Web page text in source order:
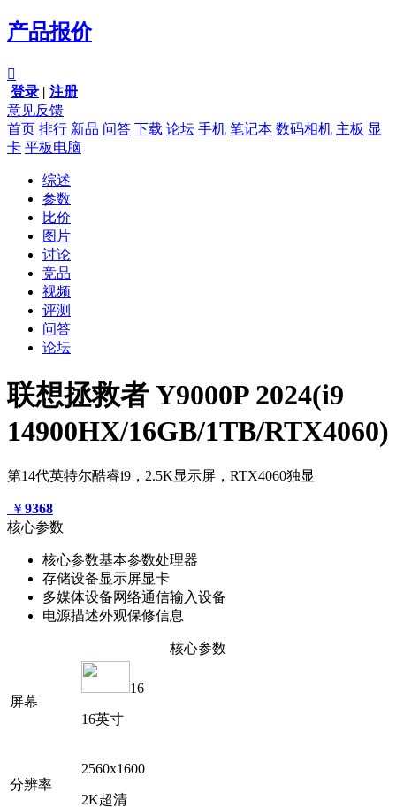
产品报价

登录 | 注册
意见反馈
首页 排行 新品 问答 下载 论坛 手机 笔记本 数码相机 主板 显
卡 平板电脑
综述
参数
比价
图片
讨论
竞品
视频
评测
问答
论坛
联想拯救者 Y9000P 2024(i9
14900HX/16GB/1TB/RTX4060)
第14代英特尔酷睿i9，2.5K显示屏，RTX4060独显
￥9368
核心参数
核心参数基本参数处理器
存储设备显示屏显卡
多媒体设备网络通信输入设备
电源描述外观保修信息
核心参数
屏幕
16
16英寸
分辨率
2560x1600
2K超清